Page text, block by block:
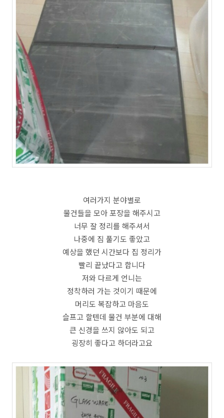
여러가지 분야별로
물건들을 모아 포장을 해주시고
너무 잘 정리를 해주셔서
나중에 짐 풀기도 좋았고
예상을 했던 시간보다 집 정리가
빨리 끝났다고 합니다
저와 다르게 언니는
정착하러 가는 것이기 때문에
머리도 복잡하고 마음도
슬프고 할텐데 물건 부분에 대해
큰 신경을 쓰지 않아도 되고
굉장히 좋다고 하더라고요